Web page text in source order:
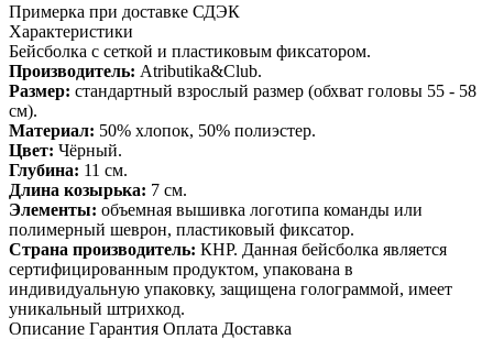
Примерка при доставке СДЭК
Характеристики
Бейсболка с сеткой и пластиковым фиксатором.
Производитель: Atributika&Club.
Размер: стандартный взрослый размер (обхват головы 55 - 58
см).
Материал: 50% хлопок, 50% полиэстер.
Цвет: Чёрный.
Глубина: 11 см.
Длина козырька: 7 см.
Элементы: объемная вышивка логотипа команды или
полимерный шеврон, пластиковый фиксатор.
Страна производитель: КНР. Данная бейсболка является
сертифицированным продуктом, упакована в
индивидуальную упаковку, защищена голограммой, имеет
уникальный штрихкод.
Описание Гарантия Оплата Доставка